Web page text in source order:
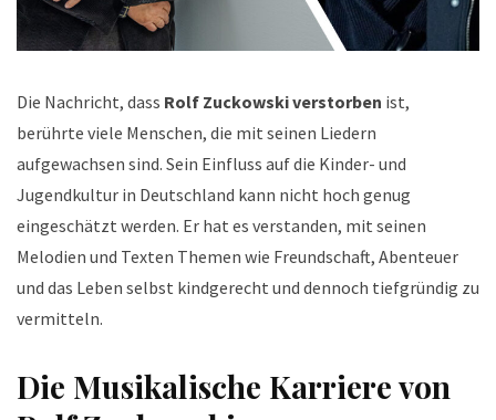
Die Nachricht, dass Rolf Zuckowski verstorben ist,
berührte viele Menschen, die mit seinen Liedern
aufgewachsen sind. Sein Einfluss auf die Kinder- und
Jugendkultur in Deutschland kann nicht hoch genug
eingeschätzt werden. Er hat es verstanden, mit seinen
Melodien und Texten Themen wie Freundschaft, Abenteuer
und das Leben selbst kindgerecht und dennoch tiefgründig zu
vermitteln.
Die Musikalische Karriere von